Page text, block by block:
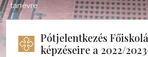
tanévre
Pótjelentkezés
képzéseire a 2022/